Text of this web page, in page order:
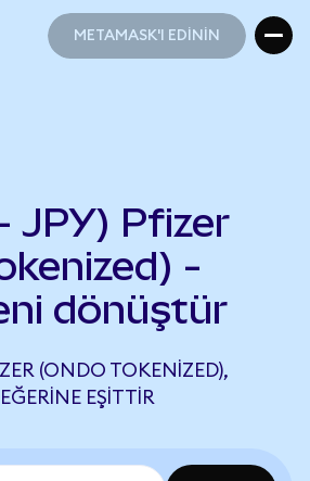
METAMASK'I EDİNİN
JPY) Pfizer
-
dönüştür
(ONDO TOKENIZED),
EŞITTIR